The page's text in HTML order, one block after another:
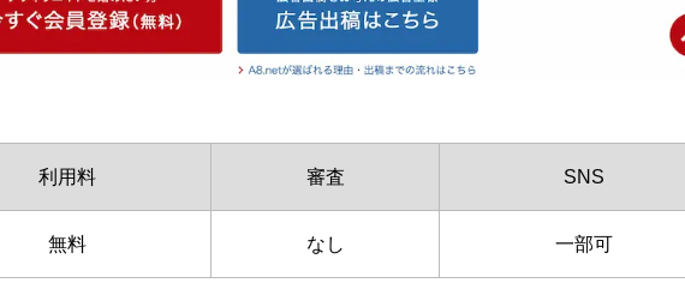
利用料 審査 SNS
無料 なし 一部可